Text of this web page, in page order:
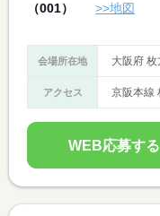
（001） >>地図
会場所在地 大阪府
アクセス 京阪本線
WEB応募する